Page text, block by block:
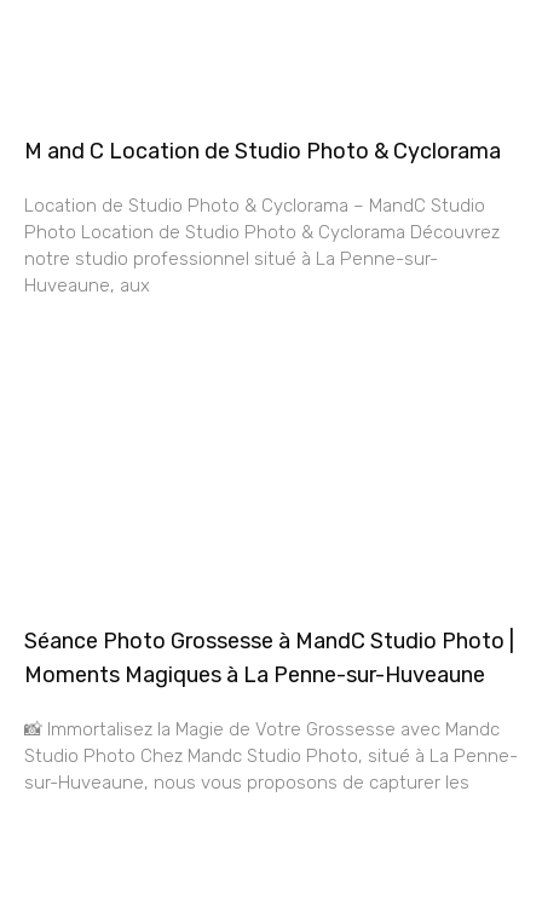
M and C Location de Studio Photo & Cyclorama
Location de Studio Photo & Cyclorama – MandC Studio
Photo Location de Studio Photo & Cyclorama Découvrez
notre studio professionnel situé à La Penne-sur-
Huveaune, aux
Séance Photo Grossesse à MandC Studio Photo |
Moments Magiques à La Penne-sur-Huveaune
📸 Immortalisez la Magie de Votre Grossesse avec Mandc
Studio Photo Chez Mandc Studio Photo, situé à La Penne-
sur-Huveaune, nous vous proposons de capturer les